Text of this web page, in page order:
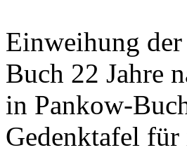
Einweihung
Buch 22 Jahre
in Pankow-
Gedenktafel für